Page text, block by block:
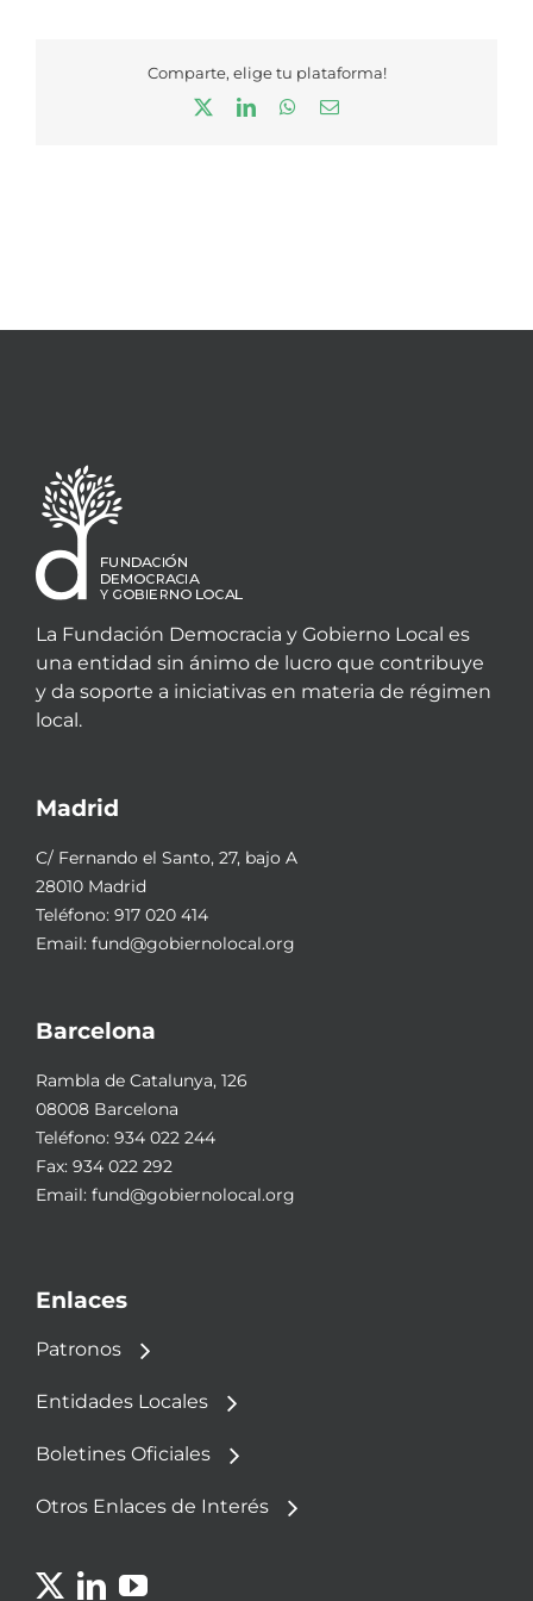
Comparte, elige tu plataforma!
LinkedInWhatsApp
Correo
La Fundación Democracia y Gobierno Local es
una entidad sin ánimo de lucro que contribuye
y da soporte a iniciativas en materia de régimen
local.
Madrid
C/ Fernando el Santo, 27, bajo A
28010 Madrid
Teléfono: 917 020 414
Email: fund@gobiernolocal.org
Barcelona
Rambla de Catalunya, 126
08008 Barcelona
Teléfono: 934 022 244
Fax: 934 022 292
Email: fund@gobiernolocal.org
Enlaces
Patronos
Entidades Locales
Boletines Oficiales
Otros Enlaces de Interés